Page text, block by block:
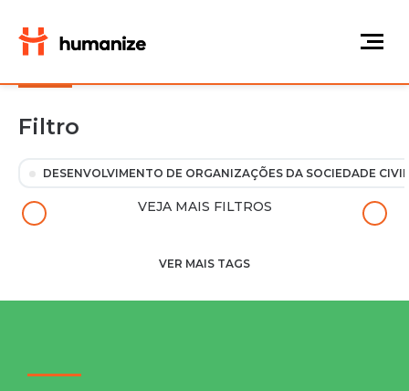
Filtro
DESENVOLVIMENTO DE ORGANIZAÇÕES DA SOCIEDADE CIVIL
VEJA MAIS FILTROS
VER MAIS TAGS